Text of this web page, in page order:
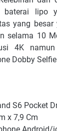
lipo
yang besar
selama 10
4K
Dobby
S6 Pocket
x 7,9 Cm